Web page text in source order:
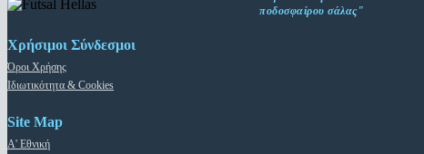
ποδοσφαίρου σάλας"
Χρήσιμοι Σύνδεσμοι
Όροι Χρήσης
Ιδιωτικότητα & Cookies
Site Map
Α' Εθνική